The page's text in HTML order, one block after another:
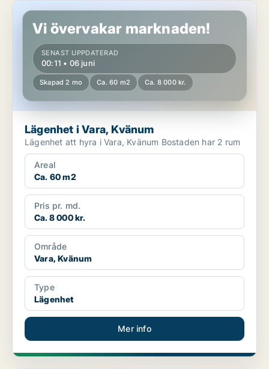
Lägenhet i Vara, Kvänum
Vi övervakar marknaden!
SENAST UPPDATERAD
00:11 • 06 juni
Skapad 2 mo Ca. 60 m2 Ca. 8 000 kr.
Lägenhet i Vara, Kvänum
Lägenhet att hyra i Vara, Kvänum Bostaden har 2 rum
Areal
Ca. 60 m2
Pris pr. md.
Ca. 8 000 kr.
Område
Vara, Kvänum
Type
Lägenhet
Mer info